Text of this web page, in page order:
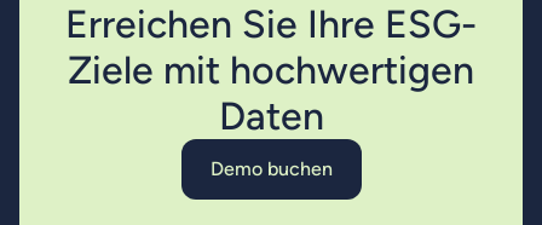
Erreichen Sie Ihre ESG-
Ziele mit hochwertigen
Daten
Demo buchen